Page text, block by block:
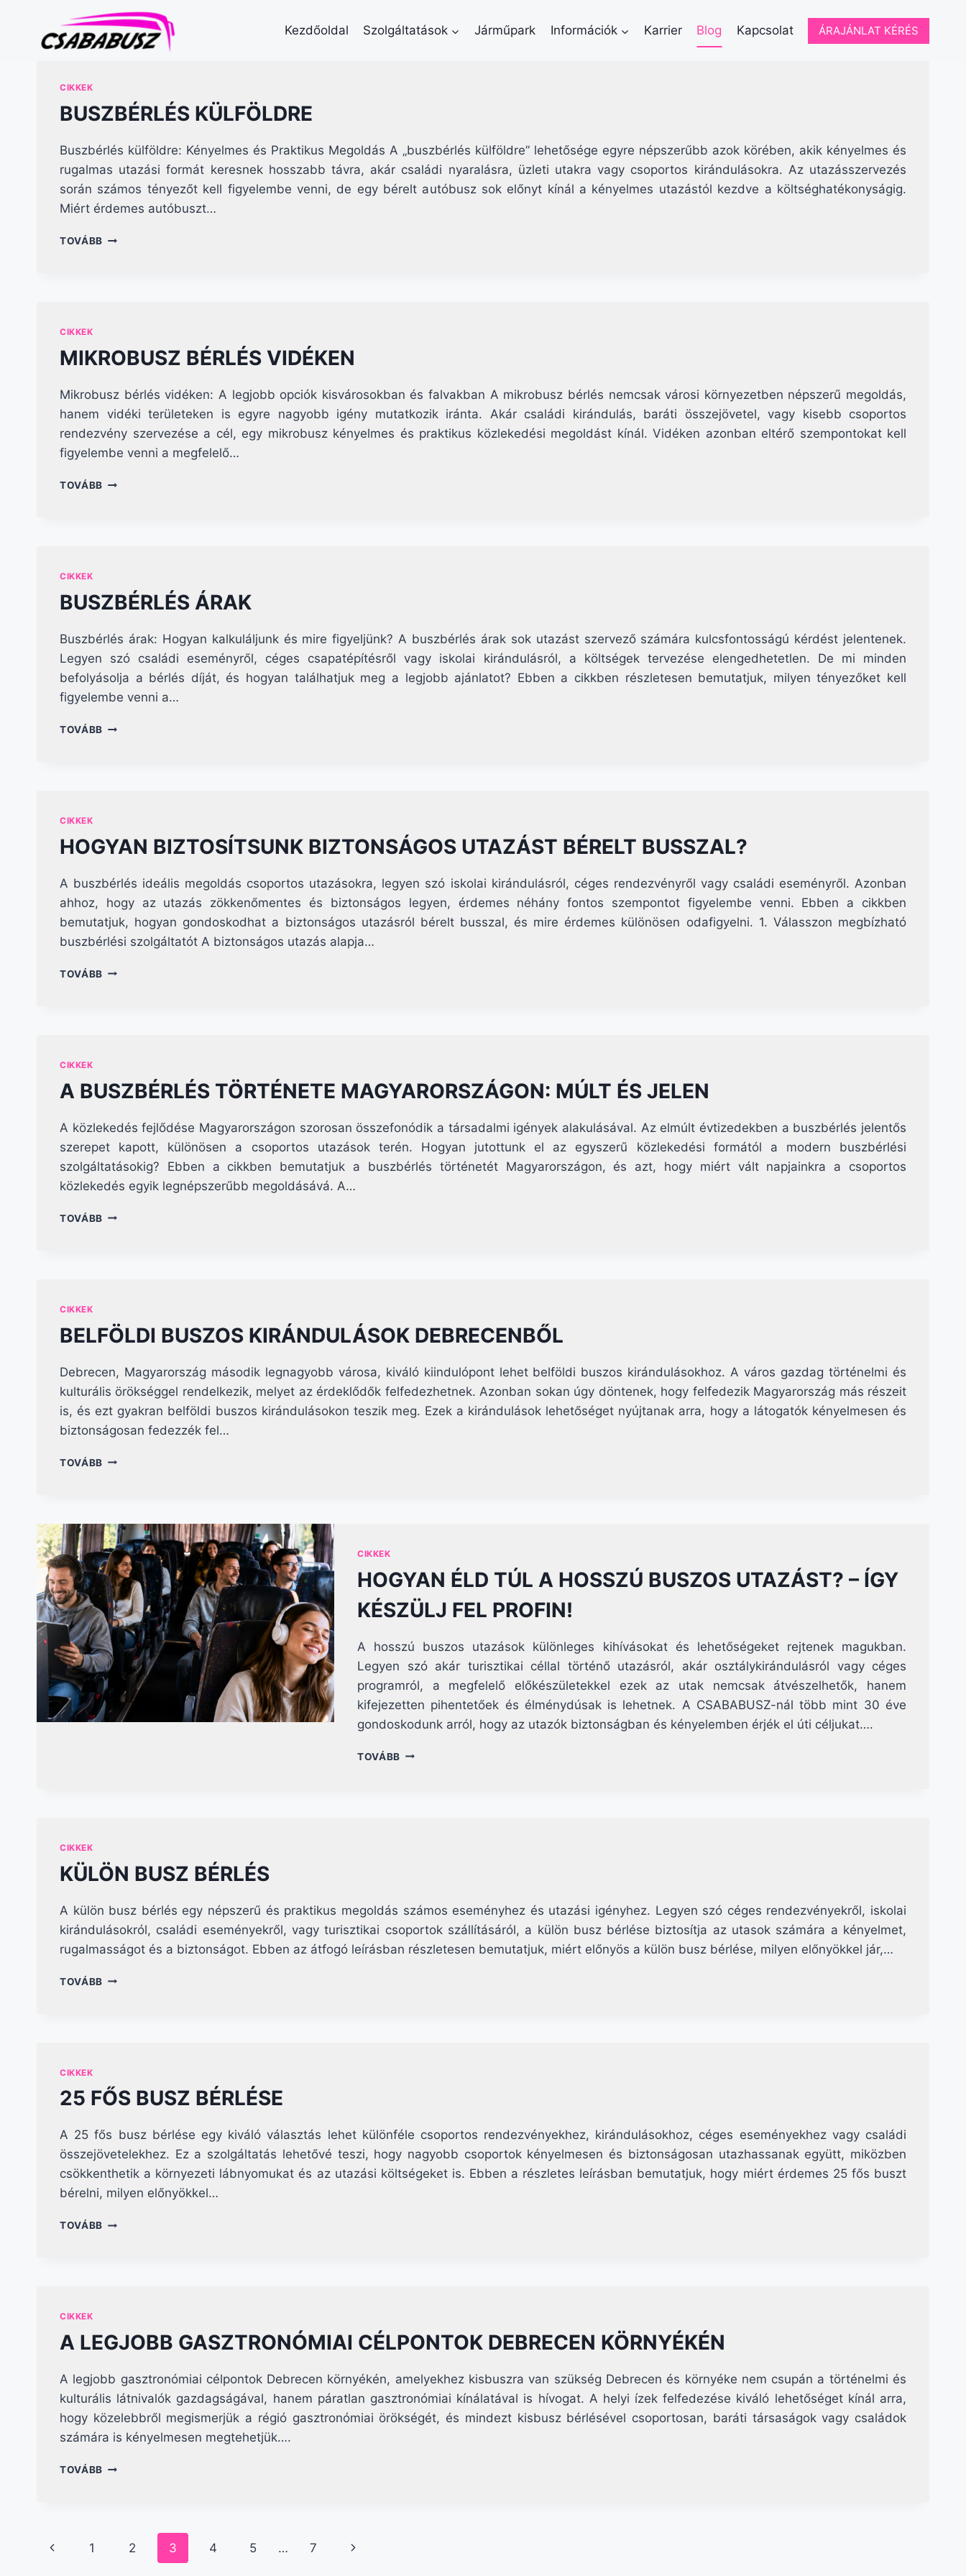
content
Kezdőoldal Szolgáltatások Járműpark Információk Karrier Blog Kapcsolat ÁRAJÁNLAT KÉRÉS
CIKKEK
BUSZBÉRLÉS KÜLFÖLDRE
Buszbérlés külföldre: Kényelmes és Praktikus Megoldás A „buszbérlés külföldre” lehetősége egyre népszerűbb azok körében, akik kényelmes és
rugalmas utazási formát keresnek hosszabb távra, akár családi nyaralásra, üzleti utakra vagy csoportos kirándulásokra. Az utazásszervezés
során számos tényezőt kell figyelembe venni, de egy bérelt autóbusz sok előnyt kínál a kényelmes utazástól kezdve a költséghatékonyságig.
Miért érdemes autóbuszt…
TOVÁBB BUSZBÉRLÉS
CIKKEK
MIKROBUSZ BÉRLÉS VIDÉKEN
Mikrobusz bérlés vidéken: A legjobb opciók kisvárosokban és falvakban A mikrobusz bérlés nemcsak városi környezetben népszerű megoldás,
hanem vidéki területeken is egyre nagyobb igény mutatkozik iránta. Akár családi kirándulás, baráti összejövetel, vagy kisebb csoportos
rendezvény szervezése a cél, egy mikrobusz kényelmes és praktikus közlekedési megoldást kínál. Vidéken azonban eltérő szempontokat kell
figyelembe venni a megfelelő…
TOVÁBB MIKROBUSZ
CIKKEK
BUSZBÉRLÉS ÁRAK
Buszbérlés árak: Hogyan kalkuláljunk és mire figyeljünk? A buszbérlés árak sok utazást szervező számára kulcsfontosságú kérdést jelentenek.
Legyen szó családi eseményről, céges csapatépítésről vagy iskolai kirándulásról, a költségek tervezése elengedhetetlen. De mi minden
befolyásolja a bérlés díját, és hogyan találhatjuk meg a legjobb ajánlatot? Ebben a cikkben részletesen bemutatjuk, milyen tényezőket kell
figyelembe venni a…
TOVÁBB BUSZBÉRLÉS
CIKKEK
HOGYAN BIZTOSÍTSUNK BIZTONSÁGOS UTAZÁST BÉRELT BUSSZAL?
A buszbérlés ideális megoldás csoportos utazásokra, legyen szó iskolai kirándulásról, céges rendezvényről vagy családi eseményről. Azonban
ahhoz, hogy az utazás zökkenőmentes és biztonságos legyen, érdemes néhány fontos szempontot figyelembe venni. Ebben a cikkben
bemutatjuk, hogyan gondoskodhat a biztonságos utazásról bérelt busszal, és mire érdemes különösen odafigyelni. 1. Válasszon megbízható
buszbérlési szolgáltatót A biztonságos utazás alapja…
TOVÁBB HOGYAN
CIKKEK
A BUSZBÉRLÉS TÖRTÉNETE MAGYARORSZÁGON: MÚLT ÉS JELEN
A közlekedés fejlődése Magyarországon szorosan összefonódik a társadalmi igények alakulásával. Az elmúlt évtizedekben a buszbérlés jelentős
szerepet kapott, különösen a csoportos utazások terén. Hogyan jutottunk el az egyszerű közlekedési formától a modern buszbérlési
szolgáltatásokig? Ebben a cikkben bemutatjuk a buszbérlés történetét Magyarországon, és azt, hogy miért vált napjainkra a csoportos
közlekedés egyik legnépszerűbb megoldásává. A…
TOVÁBB A
CIKKEK
BELFÖLDI BUSZOS KIRÁNDULÁSOK DEBRECENBŐL
Debrecen, Magyarország második legnagyobb városa, kiváló kiindulópont lehet belföldi buszos kirándulásokhoz. A város gazdag történelmi és
kulturális örökséggel rendelkezik, melyet az érdeklődők felfedezhetnek. Azonban sokan úgy döntenek, hogy felfedezik Magyarország más részeit
is, és ezt gyakran belföldi buszos kirándulásokon teszik meg. Ezek a kirándulások lehetőséget nyújtanak arra, hogy a látogatók kényelmesen és
biztonságosan fedezzék fel…
TOVÁBB BELFÖLDI
CIKKEK
HOGYAN ÉLD TÚL A HOSSZÚ BUSZOS UTAZÁST? – ÍGY
KÉSZÜLJ FEL PROFIN!
A hosszú buszos utazások különleges kihívásokat és lehetőségeket rejtenek magukban.
Legyen szó akár turisztikai céllal történő utazásról, akár osztálykirándulásról vagy céges
programról, a megfelelő előkészületekkel ezek az utak nemcsak átvészelhetők, hanem
kifejezetten pihentetőek és élménydúsak is lehetnek. A CSABABUSZ-nál több mint 30 éve
gondoskodunk arról, hogy az utazók biztonságban és kényelemben érjék el úti céljukat….
TOVÁBB HOGYAN
PROFIN!
CIKKEK
KÜLÖN BUSZ BÉRLÉS
A külön busz bérlés egy népszerű és praktikus megoldás számos eseményhez és utazási igényhez. Legyen szó céges rendezvényekről, iskolai
kirándulásokról, családi eseményekről, vagy turisztikai csoportok szállításáról, a külön busz bérlése biztosítja az utasok számára a kényelmet,
rugalmasságot és a biztonságot. Ebben az átfogó leírásban részletesen bemutatjuk, miért előnyös a külön busz bérlése, milyen előnyökkel jár,…
TOVÁBB KÜLÖN
CIKKEK
25 FŐS BUSZ BÉRLÉSE
A 25 fős busz bérlése egy kiváló választás lehet különféle csoportos rendezvényekhez, kirándulásokhoz, céges eseményekhez vagy családi
összejövetelekhez. Ez a szolgáltatás lehetővé teszi, hogy nagyobb csoportok kényelmesen és biztonságosan utazhassanak együtt, miközben
csökkenthetik a környezeti lábnyomukat és az utazási költségeket is. Ebben a részletes leírásban bemutatjuk, hogy miért érdemes 25 fős buszt
bérelni, milyen előnyökkel…
TOVÁBB 25
CIKKEK
A LEGJOBB GASZTRONÓMIAI CÉLPONTOK DEBRECEN KÖRNYÉKÉN
A legjobb gasztronómiai célpontok Debrecen környékén, amelyekhez kisbuszra van szükség Debrecen és környéke nem csupán a történelmi és
kulturális látnivalók gazdagságával, hanem páratlan gasztronómiai kínálatával is hívogat. A helyi ízek felfedezése kiváló lehetőséget kínál arra,
hogy közelebbről megismerjük a régió gasztronómiai örökségét, és mindezt kisbusz bérlésével csoportosan, baráti társaságok vagy családok
számára is kényelmesen megtehetjük….
TOVÁBB A
KÖRNYÉKÉN
PAGE
Previous
1 2 3 4 5 … 7
Next